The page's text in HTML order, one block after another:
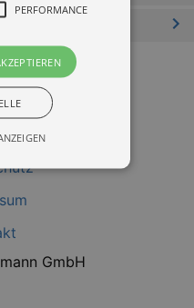
GmbH
PERFORMANCE
für die
unserer Webseite
das Login in Ihren